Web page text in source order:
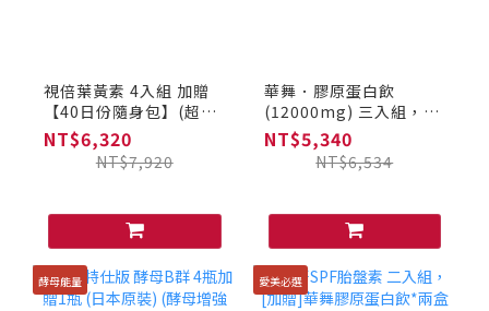
視倍葉黃素 4入組 加贈
【40日份隨身包】(超結
晶游離性4倍吸收) (日本
原裝)【www🐢🐝限定優
NT$6,320
NT$7,920
華舞．膠原蛋白飲
(12000mg) 三入組，
[加贈] 華舞膠原蛋白飲
(12000mg版本)*5瓶
【www🐢🐝限定優惠】
NT$5,340
NT$6,534
酵母能量 愛美必選